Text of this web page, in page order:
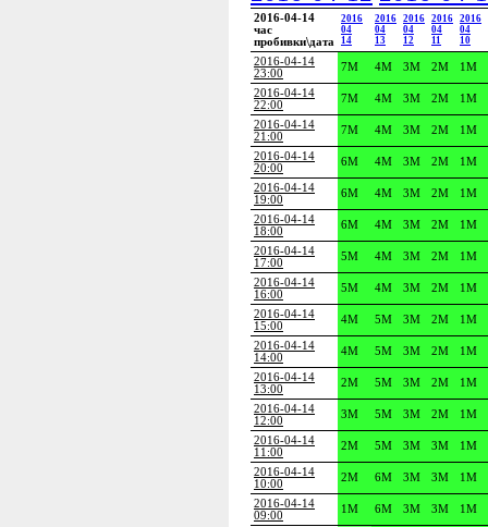
2016-04-14
час
пробивки\дата
2016
04
14
2016
04
13
2016
04
12
2016
04
11
2016
04
10
2016-04-14
23:00
7M 4M 3M 2M 1M
2016-04-14
22:00
7M 4M 3M 2M 1M
2016-04-14
21:00
7M 4M 3M 2M 1M
2016-04-14
20:00
6M 4M 3M 2M 1M
2016-04-14
19:00
6M 4M 3M 2M 1M
2016-04-14
18:00
6M 4M 3M 2M 1M
2016-04-14
17:00
5M 4M 3M 2M 1M
2016-04-14
16:00
5M 4M 3M 2M 1M
2016-04-14
15:00
4M 5M 3M 2M 1M
2016-04-14
14:00
4M 5M 3M 2M 1M
2016-04-14
13:00
2M 5M 3M 2M 1M
2016-04-14
12:00
3M 5M 3M 2M 1M
2016-04-14
11:00
2M 5M 3M 3M 1M
2016-04-14
10:00
2M 6M 3M 3M 1M
2016-04-14
09:00
1M 6M 3M 3M 1M